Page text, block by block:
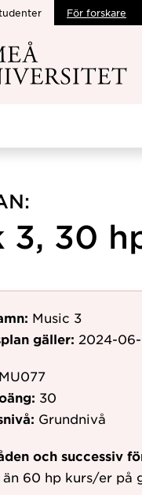
innehållet
För forskare
3, 30
Music 3
gäller: 2024-
30
Grundnivå
och successiv
60 hp kurs/er på